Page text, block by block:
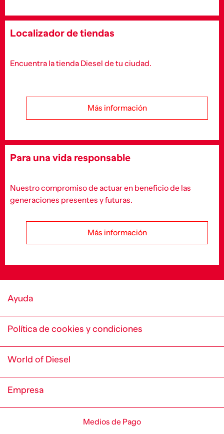
Localizador de tiendas
Encuentra la tienda Diesel de tu ciudad.
Más información
Para una vida responsable
Nuestro compromiso de actuar en beneficio de las
generaciones presentes y futuras.
Más información
Ayuda
Política de cookies y condiciones
World of Diesel
Empresa
Medios de Pago